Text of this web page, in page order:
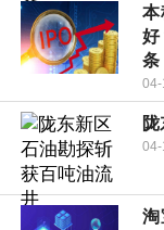
本
好
条
04-
04-
淘